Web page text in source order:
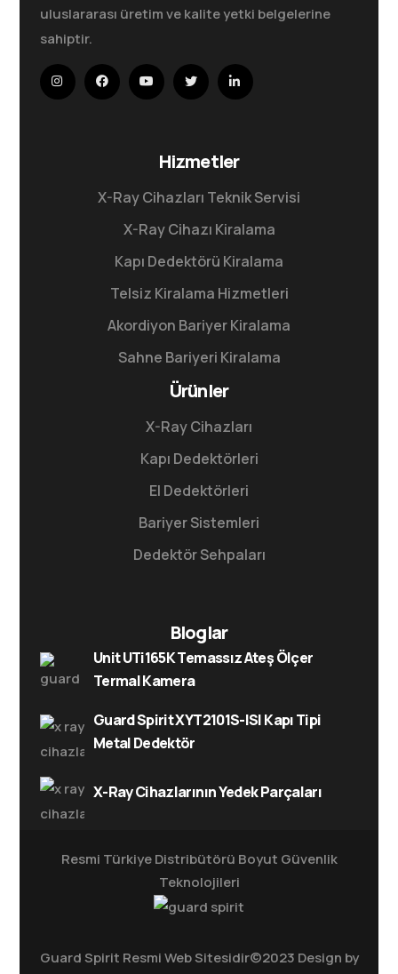
uluslararası üretim ve kalite yetki belgelerine
sahiptir.
Hizmetler
X-Ray Cihazları Teknik Servisi
X-Ray Cihazı Kiralama
Kapı Dedektörü Kiralama
Telsiz Kiralama Hizmetleri
Akordiyon Bariyer Kiralama
Sahne Bariyeri Kiralama
Ürünler
X-Ray Cihazları
Kapı Dedektörleri
El Dedektörleri
Bariyer Sistemleri
Dedektör Sehpaları
Bloglar
Unit UTi165K Temassız Ateş Ölçer
Termal Kamera
Guard Spirit XYT2101S-ISI Kapı Tipi
Metal Dedektör
X-Ray Cihazlarının Yedek Parçaları
Guard Spirit Resmi Web Sitesidir©2023 Design by
Resmi Türkiye Distribütörü Boyut Güvenlik
Teknolojileri